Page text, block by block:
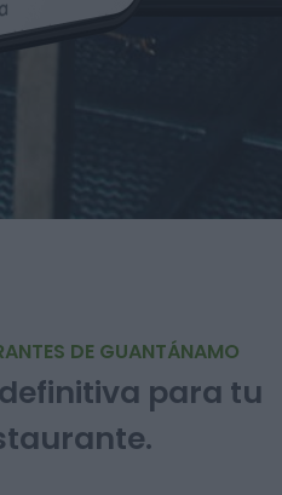
DE GUANTÁNAMO
para tu